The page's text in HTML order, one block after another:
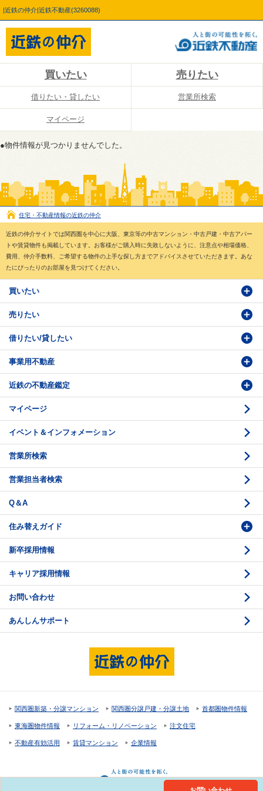
|近鉄の仲介|近鉄不動産(3260088)
買いたい 売りたい
借りたい・貸したい 営業所検索
マイページ
●物件情報が見つかりませんでした。
住宅・不動産情報の近鉄の仲介
近鉄の仲介サイトでは関西圏を中心に大阪、東京等の中古マンション・中古戸建・中古アパー
トや賃貸物件も掲載しています。お客様がご購入時に失敗しないように、注意点や相場価格、
費用、仲介手数料、ご希望する物件の上手な探し方までアドバイスさせていただきます。あな
たにぴったりのお部屋を見つけてください。
買いたい
物件検索
物件番号検索
投資・事業用検索
購入のお問い合わせ
売りたい
価格査定依頼
売却相談
借りたい/貸したい
賃貸物件検索
学園前賃貸センター
賃貸借のお問い合わせ
事業用不動産
購入・売却の流れ
収益不動産の取扱
底地の資産性
相続と不動産
不動産投資のQ＆A
法人営業センター紹介
近鉄の不動産鑑定
時価評価支援
鑑定評価ご相談例
鑑定評価の流れ
お問い合わせ・ご相談
鑑定センター紹介
マイページ
イベント＆インフォメーション
営業所検索
営業担当者検索
Q＆A
住み替えガイド
価格査定
媒介契約
売却活動
売却諸費用
住宅ローンの種類
返済計画
購入のスケジュール
物件資料の読み方 1
物件資料の読み方 2
現地見学のポイント
決済と引渡し 2
新卒採用情報
キャリア採用情報
お問い合わせ
あんしんサポート
関西圏新築・分譲マンション 関西圏分譲戸建・分譲土地 首都圏物件情報
東海圏物件情報 リフォーム・リノベーション 注文住宅
不動産有効活用 賃貸マンション 企業情報